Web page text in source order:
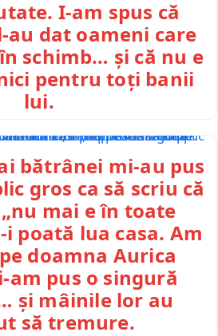
I-am spus că
au dat oameni care
schimb… și că nu e
pentru toți banii
lui.
bătrânei mi-au pus
gros ca să scriu că
mai e în toate
poată lua casa. Am
doamna Aurica
pus o singură
și mâinile lor au
să tremure.